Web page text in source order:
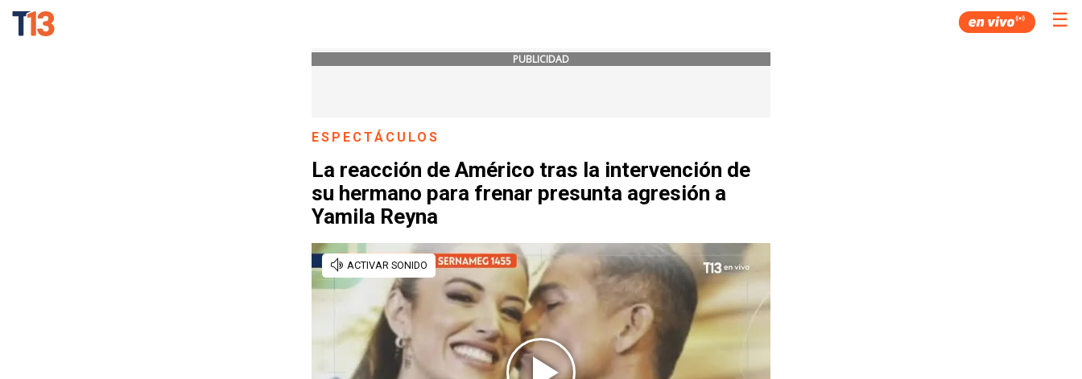
☰
PUBLICIDAD
ESPECTÁCULOS
La reacción de Américo tras la intervención de
su hermano para frenar presunta agresión a
Yamila Reyna